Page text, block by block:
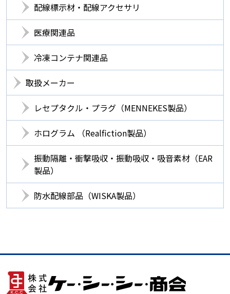
配線標示材・配線アクセサリ
医療関連品
冷凍コンテナ関連品
取扱メーカー
レセプタクル・プラグ（MENNEKES製品）
ホログラム （Realfiction製品）
振動隔離・衝撃吸収・振動吸収・吸音素材（EAR
製品）
防水配線部品（WISKA製品）